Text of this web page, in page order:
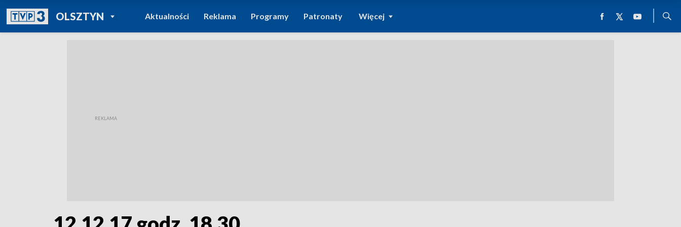
OLSZTYNPOWRÓT DO
TVP REGIONY
Aktualności Reklama Programy Patronaty Więcej